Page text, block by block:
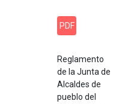
PDF
Reglamento
de la Junta de
Alcaldes de
pueblo del